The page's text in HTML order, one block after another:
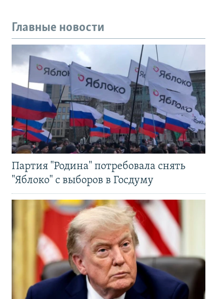
Главные новости
Партия "Родина" потребовала снять
"Яблоко" с выборов в Госдуму